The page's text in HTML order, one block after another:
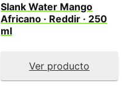
Slank Water Mango
Africano · Reddir · 250
ml
Ver producto